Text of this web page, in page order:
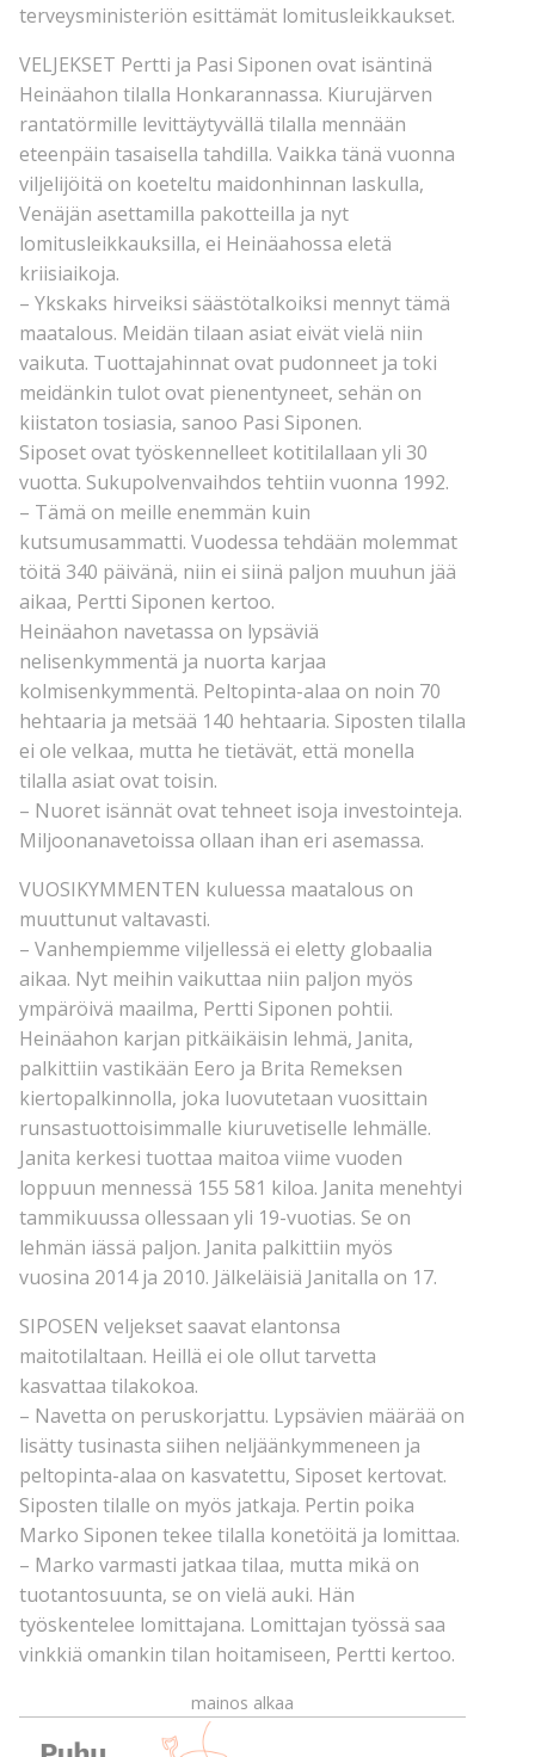
terveysministeriön esittämät lomitusleikkaukset.
VELJEKSET Pertti ja Pasi Siponen ovat isäntinä
Heinäahon tilalla Honkarannassa. Kiurujärven
rantatörmille levittäytyvällä tilalla mennään
eteenpäin tasaisella tahdilla. Vaikka tänä vuonna
viljelijöitä on koeteltu maidonhinnan laskulla,
Venäjän asettamilla pakotteilla ja nyt
lomitusleikkauksilla, ei Heinäahossa eletä
kriisiaikoja.
– Ykskaks hirveiksi säästötalkoiksi mennyt tämä
maatalous. Meidän tilaan asiat eivät vielä niin
vaikuta. Tuottajahinnat ovat pudonneet ja toki
meidänkin tulot ovat pienentyneet, sehän on
kiistaton tosiasia, sanoo Pasi Siponen.
Siposet ovat työskennelleet kotitilallaan yli 30
vuotta. Sukupolvenvaihdos tehtiin vuonna 1992.
– Tämä on meille enemmän kuin
kutsumusammatti. Vuodessa tehdään molemmat
töitä 340 päivänä, niin ei siinä paljon muuhun jää
aikaa, Pertti Siponen kertoo.
Heinäahon navetassa on lypsäviä
nelisenkymmentä ja nuorta karjaa
kolmisenkymmentä. Peltopinta-alaa on noin 70
hehtaaria ja metsää 140 hehtaaria. Siposten tilalla
ei ole velkaa, mutta he tietävät, että monella
tilalla asiat ovat toisin.
– Nuoret isännät ovat tehneet isoja investointeja.
Miljoonanavetoissa ollaan ihan eri asemassa.
VUOSIKYMMENTEN kuluessa maatalous on
muuttunut valtavasti.
– Vanhempiemme viljellessä ei eletty globaalia
aikaa. Nyt meihin vaikuttaa niin paljon myös
ympäröivä maailma, Pertti Siponen pohtii.
Heinäahon karjan pitkäikäisin lehmä, Janita,
palkittiin vastikään Eero ja Brita Remeksen
kiertopalkinnolla, joka luovutetaan vuosittain
runsastuottoisimmalle kiuruvetiselle lehmälle.
Janita kerkesi tuottaa maitoa viime vuoden
loppuun mennessä 155 581 kiloa. Janita menehtyi
tammikuussa ollessaan yli 19-vuotias. Se on
lehmän iässä paljon. Janita palkittiin myös
vuosina 2014 ja 2010. Jälkeläisiä Janitalla on 17.
SIPOSEN veljekset saavat elantonsa
maitotilaltaan. Heillä ei ole ollut tarvetta
kasvattaa tilakokoa.
– Navetta on peruskorjattu. Lypsävien määrää on
lisätty tusinasta siihen neljäänkymmeneen ja
peltopinta-alaa on kasvatettu, Siposet kertovat.
Siposten tilalle on myös jatkaja. Pertin poika
Marko Siponen tekee tilalla konetöitä ja lomittaa.
– Marko varmasti jatkaa tilaa, mutta mikä on
tuotantosuunta, se on vielä auki. Hän
työskentelee lomittajana. Lomittajan työssä saa
vinkkiä omankin tilan hoitamiseen, Pertti kertoo.
mainos alkaa